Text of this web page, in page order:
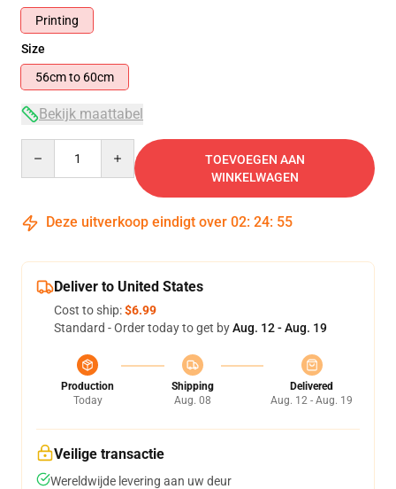
Printing
Size
56cm to 60cm
Bekijk maattabel
TOEVOEGEN AAN
WINKELWAGEN
Deze uitverkoop eindigt over 02: 24: 54
Deliver to United States
Cost to ship:$6.99
Standard - Order today to get byAug. 12 - Aug. 19
Production
Today
Shipping
Aug. 08
Delivered
Aug. 12 - Aug. 19
Veilige transactie
Wereldwijde levering aan uw deur